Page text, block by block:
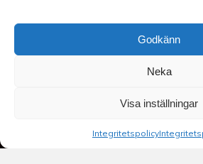
Godkänn
Neka
Visa inställningar
Integritetspolicy
©2026 Spakarps
- spakarp@outlook.com